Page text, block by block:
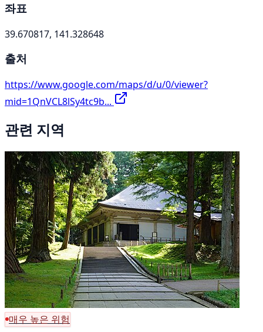
좌표
39.670817, 141.328648
출처
https://www.google.com/maps/d/u/0/viewer?
mid=1QnVCL8lSy4tc9b...
관련 지역
매우 높은 위험